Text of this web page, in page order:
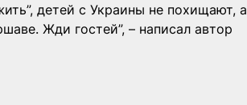
детей с Украины не похищают, а
Жди гостей”, – написал автор